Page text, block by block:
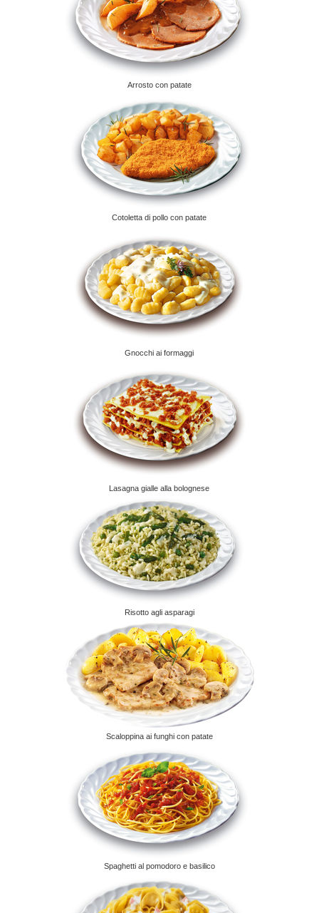
Arrosto con patate
Cotoletta di pollo con patate
Gnocchi ai formaggi
Lasagna gialle alla bolognese
Risotto agli asparagi
Scaloppina ai funghi con patate
Spaghetti al pomodoro e basilico